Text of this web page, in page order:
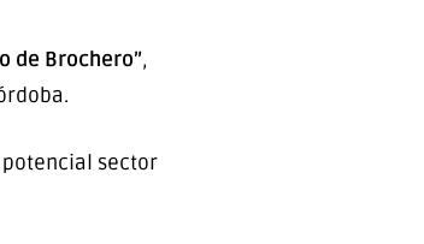
de Brochero”,
sector